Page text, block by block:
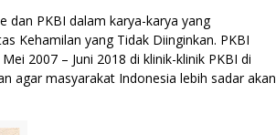
dan PKBI dalam karya-karya yang
Kehamilan yang Tidak Diinginkan. PKBI
2007 – Juni 2018 di klinik-klinik PKBI di
agar masyarakat Indonesia lebih sadar akan